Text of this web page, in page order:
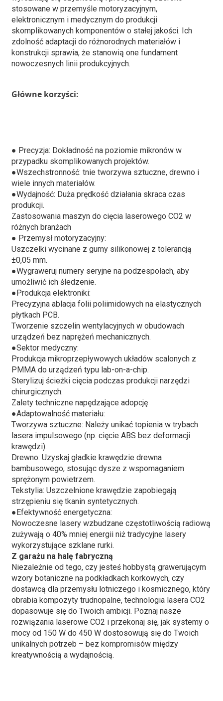
stosowane w przemyśle motoryzacyjnym,
elektronicznym i medycznym do produkcji
skomplikowanych komponentów o stałej jakości. Ich
zdolność adaptacji do różnorodnych materiałów i
konstrukcji sprawia, że ​​stanowią one fundament
nowoczesnych linii produkcyjnych.
Główne korzyści:
● Precyzja: Dokładność na poziomie mikronów w
przypadku skomplikowanych projektów.
●Wszechstronność: tnie tworzywa sztuczne, drewno i
wiele innych materiałów.
●Wydajność: Duża prędkość działania skraca czas
produkcji.
Zastosowania maszyn do cięcia laserowego CO2 w
różnych branżach
● Przemysł motoryzacyjny:
Uszczelki wycinane z gumy silikonowej z tolerancją
±0,05 mm.
●Wygraweruj numery seryjne na podzespołach, aby
umożliwić ich śledzenie.
●Produkcja elektroniki:
Precyzyjna ablacja folii poliimidowych na elastycznych
płytkach PCB.
Tworzenie szczelin wentylacyjnych w obudowach
urządzeń bez naprężeń mechanicznych.
●Sektor medyczny:
Produkcja mikroprzepływowych układów scalonych z
PMMA do urządzeń typu lab-on-a-chip.
Sterylizuj ścieżki cięcia podczas produkcji narzędzi
chirurgicznych.
Zalety techniczne napędzające adopcję
●Adaptowalność materiału:
Tworzywa sztuczne: Należy unikać topienia w trybach
lasera impulsowego (np. cięcie ABS bez deformacji
krawędzi).
Drewno: Uzyskaj gładkie krawędzie drewna
bambusowego, stosując dysze z wspomaganiem
sprężonym powietrzem.
Tekstylia: Uszczelnione krawędzie zapobiegają
strzępieniu się tkanin syntetycznych.
●Efektywność energetyczna:
Nowoczesne lasery wzbudzane częstotliwością radiową
zużywają o 40% mniej energii niż tradycyjne lasery
wykorzystujące szklane rurki.
Z garażu na halę fabryczną
Niezależnie od tego, czy jesteś hobbystą grawerującym
wzory botaniczne na podkładkach korkowych, czy
dostawcą dla przemysłu lotniczego i kosmicznego, który
obrabia kompozyty trudnopalne, technologia lasera CO2
dopasowuje się do Twoich ambicji. Poznaj nasze
rozwiązania laserowe CO2 i przekonaj się, jak systemy o
mocy od 150 W do 450 W dostosowują się do Twoich
unikalnych potrzeb – bez kompromisów między
kreatywnością a wydajnością.